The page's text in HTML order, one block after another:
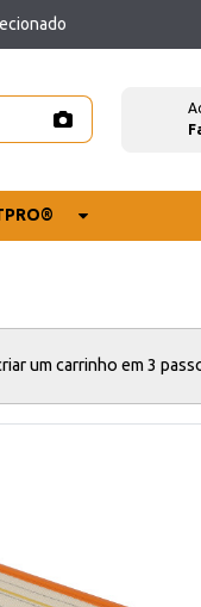
um carrinho em 3